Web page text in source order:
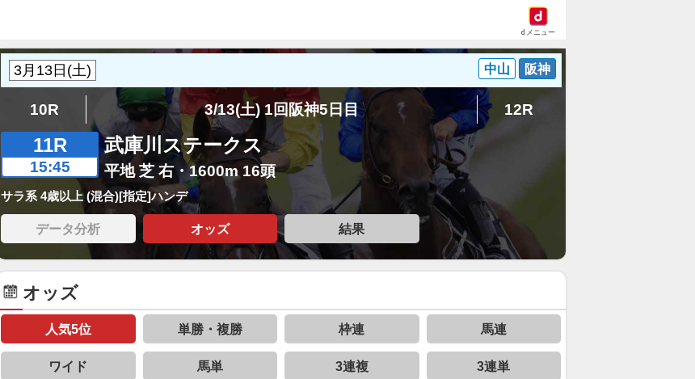
dメニュー
中山 阪神
10R 3/13(土) 1回阪神5日目 12R
11R
15:45
武庫川ステークス
平地 芝 右・1600m 16頭
サラ系 4歳以上 (混合)[指定]ハンデ
データ分析 オッズ 結果
オッズ
人気5位 単勝・複勝 枠連 馬連
ワイド 馬単 3連複 3連単